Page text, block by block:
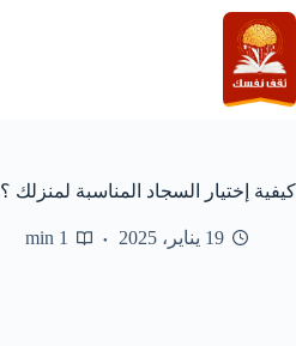
التجاوز
إلى
المحتوى
كيفية إختيار السجاد المناسبة لمنزلك ؟
19 يناير، 2025 1 min